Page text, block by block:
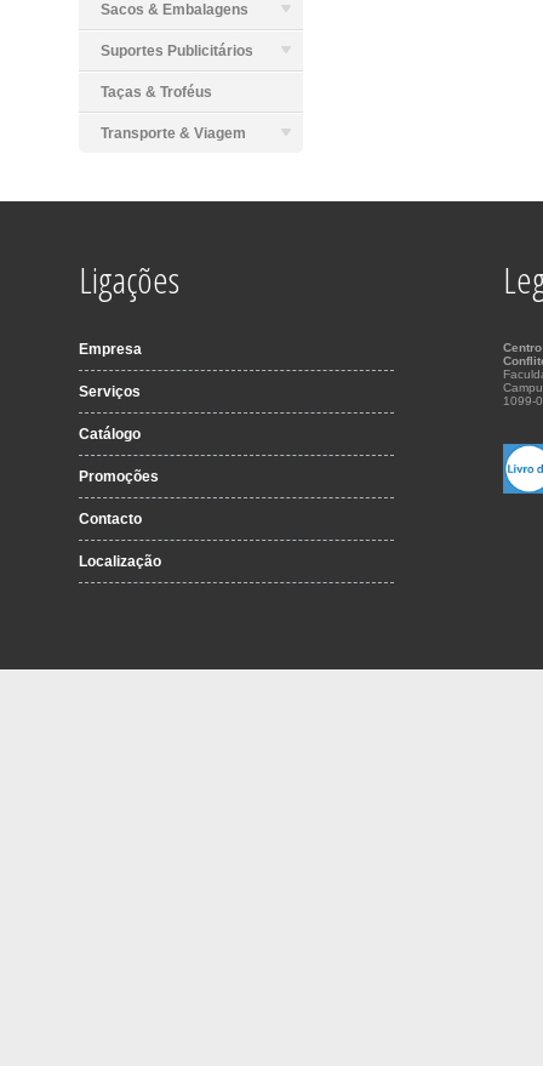
Sacos & Embalagens
Suportes Publicitários
Taças & Troféus
Transporte & Viagem
Ligações
Empresa
Serviços
Catálogo
Promoções
Contacto
Localização
1099-